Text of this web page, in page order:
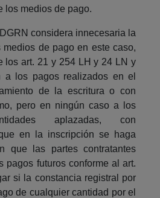
los medios de pago.
considera innecesaria la
de pago en este caso,
los art. 21 y 254 LH y 24 LN y
a los pagos realizados en el
de la escritura o con
pero en ningún caso a los
aplazadas, con
en la inscripción se haga
que las partes contratantes
pagos futuros conforme al art.
si la constancia registral por
de cualquier cantidad por el